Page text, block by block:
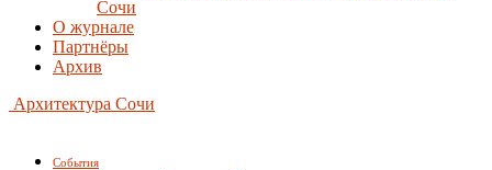
Сочи
О журнале
Партнёры
Архив
Архитектура Сочи
События